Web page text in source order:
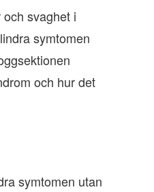
svaghet i
symtomen
och hur det
symtomen utan